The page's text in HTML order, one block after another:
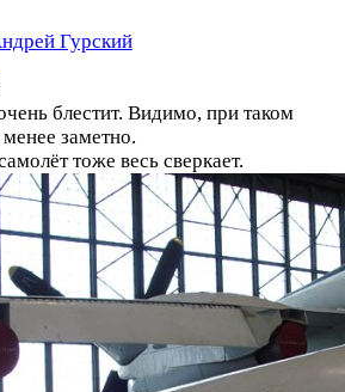
Гурский
блестит. Видимо, при таком
заметно.
тоже весь сверкает.